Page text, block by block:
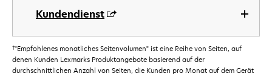
Kundendienst
†"Empfohlenes monatliches Seitenvolumen" ist eine Reihe von Seiten, auf
denen Kunden Lexmarks Produktangebote basierend auf der
durchschnittlichen Anzahl von Seiten, die Kunden pro Monat auf dem Gerät